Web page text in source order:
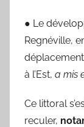
● Le
Regnéville,
à l’Est, a mis
Ce littoral
reculer,